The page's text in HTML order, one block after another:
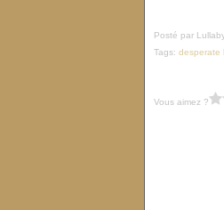
Posté par
Tags: desperate
Vous aimez ?